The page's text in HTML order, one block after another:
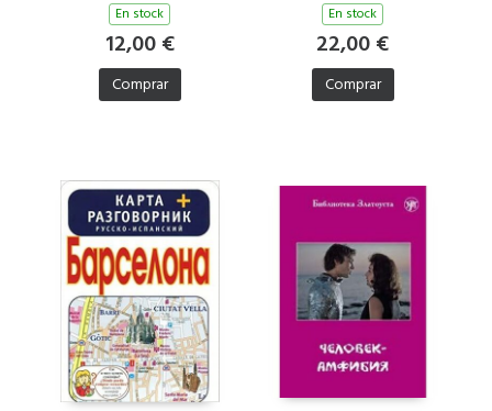
En stock
12,00 €
Comprar
En stock
22,00 €
Comprar